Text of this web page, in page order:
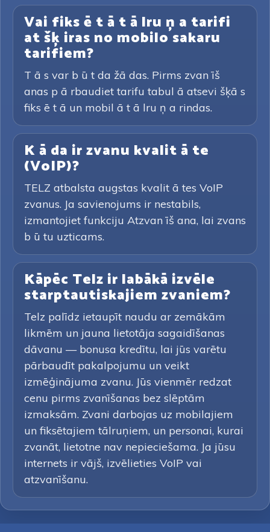
Vai fiks ē t ā t ā lru ņ a tarifi
at šķ iras no mobilo sakaru
tarifiem?
T ā s var b ū t da žā das. Pirms zvan īš
anas p ā rbaudiet tarifu tabul ā atsevi šķā s
fiks ē t ā un mobil ā t ā lru ņ a rindas.
K ā da ir zvanu kvalit ā te
(VoIP)?
TELZ atbalsta augstas kvalit ā tes VoIP
zvanus. Ja savienojums ir nestabils,
izmantojiet funkciju Atzvan īš ana, lai zvans
b ū tu uzticams.
Kāpēc Telz ir labākā izvēle
starptautiskajiem zvaniem?
Telz palīdz ietaupīt naudu ar zemākām
likmēm un jauna lietotāja sagaidīšanas
dāvanu — bonusa kredītu, lai jūs varētu
pārbaudīt pakalpojumu un veikt
izmēģinājuma zvanu. Jūs vienmēr redzat
cenu pirms zvanīšanas bez slēptām
izmaksām. Zvani darbojas uz mobilajiem
un fiksētajiem tālruņiem, un personai, kurai
zvanāt, lietotne nav nepieciešama. Ja jūsu
internets ir vājš, izvēlieties VoIP vai
atzvanīšanu.